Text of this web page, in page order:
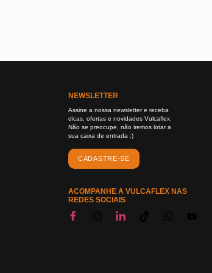
NEWSLETTER
Assine a nossa newsletter e receba
dicas, ofertas e novidades Vulcaflex.
Não se preocupe, não iremos lotar a
sua caixa de entrada :)
CADASTRE-SE
ACOMPANHE A VULCAFLEX NAS
REDES SOCIAIS